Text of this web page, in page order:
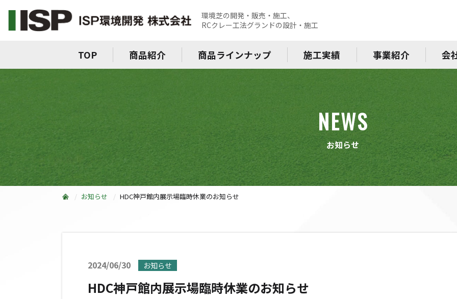
環境芝の開発・販売・施工、
RCクレー工法グランドの設計・施工
TOP 商品紹介 商品ラインナップ 施工実績 事業紹介 会
NEWS
お知らせ
お知らせ HDC神戸館内展示場臨時休業のお知らせ
2024/06/30 お知らせ
HDC神戸館内展示場臨時休業のお知らせ